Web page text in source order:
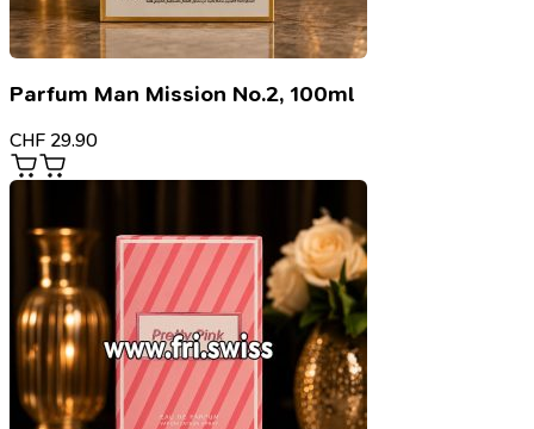
Parfum Man Mission No.2, 100ml
CHF 29.90